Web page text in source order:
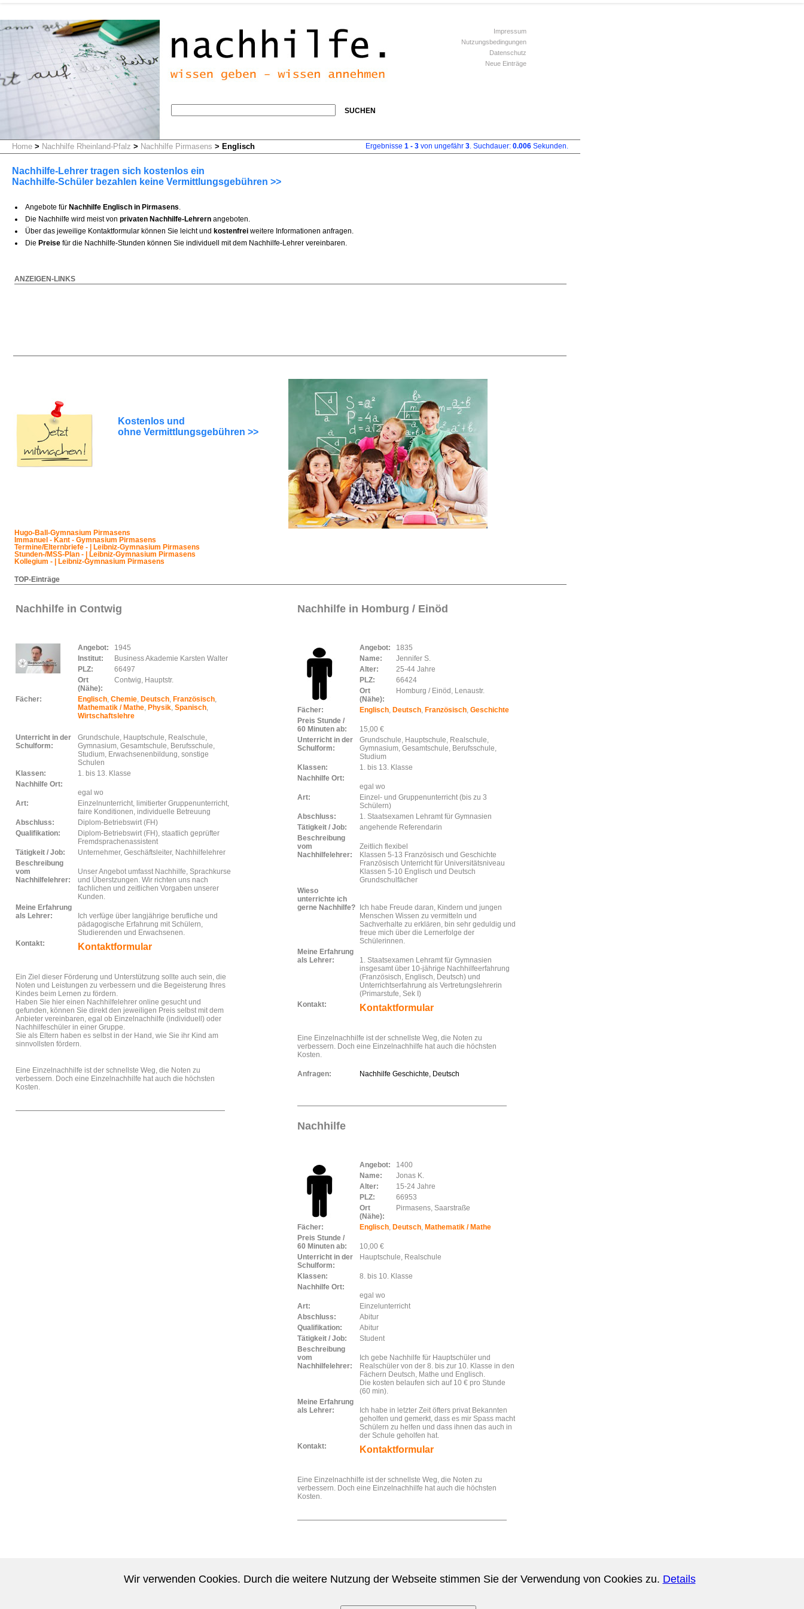
Wir verwenden Cookies. Durch die weitere Nutzung der Webseite stimmen Sie der Verwendung von Cookies zu. Details
SUCHEN
Impressum
Nutzungsbedingungen
Datenschutz
Neue Einträge
Home > Nachhilfe Rheinland-Pfalz > Nachhilfe Pirmasens > Englisch Ergebnisse 1 - 3 von ungefähr 3. Suchdauer: 0.006 Sekunden.
Nachhilfe-Lehrer tragen sich kostenlos ein
Nachhilfe-Schüler bezahlen keine Vermittlungsgebühren >>
Angebote für Nachhilfe Englisch in Pirmasens.
Die Nachhilfe wird meist von privaten Nachhilfe-Lehrern angeboten.
Über das jeweilige Kontaktformular können Sie leicht und kostenfrei weitere Informationen anfragen.
Die Preise für die Nachhilfe-Stunden können Sie individuell mit dem Nachhilfe-Lehrer vereinbaren.
ANZEIGEN-LINKS
Kostenlos und
ohne Vermittlungsgebühren >>
Hugo-Ball-Gymnasium Pirmasens
Immanuel - Kant - Gymnasium Pirmasens
Termine/Elternbriefe - | Leibniz-Gymnasium Pirmasens
Stunden-/MSS-Plan - | Leibniz-Gymnasium Pirmasens
Kollegium - | Leibniz-Gymnasium Pirmasens
TOP-Einträge
Nachhilfe in Contwig
Angebot:
1945
Institut:
Business Akademie Karsten Walter
PLZ:
66497
Ort
(Nähe):
Contwig, Hauptstr.
Fächer: Englisch, Chemie, Deutsch, Französisch,
Mathematik / Mathe, Physik, Spanisch,
Wirtschaftslehre
Unterricht in der
Schulform:
Grundschule, Hauptschule, Realschule,
Gymnasium, Gesamtschule, Berufsschule,
Studium, Erwachsenenbildung, sonstige
Schulen
Klassen:
1. bis 13. Klasse
Nachhilfe Ort:
egal wo
Art:
Einzelnunterricht, limitierter Gruppenunterricht,
faire Konditionen, individuelle Betreuung
Abschluss:
Diplom-Betriebswirt (FH)
Qualifikation:
Diplom-Betriebswirt (FH), staatlich geprüfter
Fremdsprachenassistent
Tätigkeit / Job:
Unternehmer, Geschäftsleiter, Nachhilfelehrer
Beschreibung
vom
Nachhilfelehrer:
Unser Angebot umfasst Nachhilfe, Sprachkurse
und Überstzungen. Wir richten uns nach
fachlichen und zeitlichen Vorgaben unserer
Kunden.
Meine Erfahrung
als Lehrer:
Ich verfüge über langjährige berufliche und
pädagogische Erfahrung mit Schülern,
Studierenden und Erwachsenen.
Kontakt:
Kontaktformular
Ein Ziel dieser Förderung und Unterstützung sollte auch sein, die
Noten und Leistungen zu verbessern und die Begeisterung Ihres
Kindes beim Lernen zu fördern.
Haben Sie hier einen Nachhilfelehrer online gesucht und
gefunden, können Sie direkt den jeweiligen Preis selbst mit dem
Anbieter vereinbaren, egal ob Einzelnachhilfe (individuell) oder
Nachhilfeschüler in einer Gruppe.
Sie als Eltern haben es selbst in der Hand, wie Sie ihr Kind am
sinnvollsten fördern.
Eine Einzelnachhilfe ist der schnellste Weg, die Noten zu
verbessern. Doch eine Einzelnachhilfe hat auch die höchsten
Kosten.
Nachhilfe in Homburg / Einöd
Angebot:
1835
Name:
Jennifer S.
Alter:
25-44 Jahre
PLZ:
66424
Ort
(Nähe):
Homburg / Einöd, Lenaustr.
Fächer: Englisch, Deutsch, Französisch, Geschichte
Preis Stunde /
60 Minuten ab:
15,00 €
Unterricht in der
Schulform:
Grundschule, Hauptschule, Realschule,
Gymnasium, Gesamtschule, Berufsschule,
Studium
Klassen:
1. bis 13. Klasse
Nachhilfe Ort:
egal wo
Art:
Einzel- und Gruppenunterricht (bis zu 3
Schülern)
Abschluss:
1. Staatsexamen Lehramt für Gymnasien
Tätigkeit / Job:
angehende Referendarin
Beschreibung
vom
Nachhilfelehrer:
Zeitlich flexibel
Klassen 5-13 Französisch und Geschichte
Französisch Unterricht für Universitätsniveau
Klassen 5-10 Englisch und Deutsch
Grundschulfächer
Wieso
unterrichte ich
gerne Nachhilfe?
Ich habe Freude daran, Kindern und jungen
Menschen Wissen zu vermitteln und
Sachverhalte zu erklären, bin sehr geduldig und
freue mich über die Lernerfolge der
Schülerinnen.
Meine Erfahrung
als Lehrer:
1. Staatsexamen Lehramt für Gymnasien
insgesamt über 10-jährige Nachhilfeerfahrung
(Französisch, Englisch, Deutsch) und
Unterrichtserfahrung als Vertretungslehrerin
(Primarstufe, Sek I)
Kontakt:
Kontaktformular
Eine Einzelnachhilfe ist der schnellste Weg, die Noten zu
verbessern. Doch eine Einzelnachhilfe hat auch die höchsten
Kosten.
Anfragen: Nachhilfe Geschichte, Deutsch
Nachhilfe
Angebot:
1400
Name:
Jonas K.
Alter:
15-24 Jahre
PLZ:
66953
Ort
(Nähe):
Pirmasens, Saarstraße
Fächer: Englisch, Deutsch, Mathematik / Mathe
Preis Stunde /
60 Minuten ab:
10,00 €
Unterricht in der
Schulform:
Hauptschule, Realschule
Klassen:
8. bis 10. Klasse
Nachhilfe Ort:
egal wo
Art:
Einzelunterricht
Abschluss:
Abitur
Qualifikation:
Abitur
Tätigkeit / Job:
Student
Beschreibung
vom
Nachhilfelehrer:
Ich gebe Nachhilfe für Hauptschüler und
Realschüler von der 8. bis zur 10. Klasse in den
Fächern Deutsch, Mathe und Englisch.
Die kosten belaufen sich auf 10 € pro Stunde
(60 min).
Meine Erfahrung
als Lehrer:
Ich habe in letzter Zeit öfters privat Bekannten
geholfen und gemerkt, dass es mir Spass macht
Schülern zu helfen und dass ihnen das auch in
der Schule geholfen hat.
Kontakt:
Kontaktformular
Eine Einzelnachhilfe ist der schnellste Weg, die Noten zu
verbessern. Doch eine Einzelnachhilfe hat auch die höchsten
Kosten.
Freitag, 07. August 2026 - 06:56 Uhr